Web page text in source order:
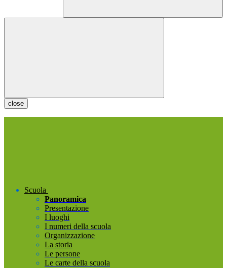
close
Scuola
Panoramica
Presentazione
I luoghi
I numeri della scuola
Organizzazione
La storia
Le persone
Le carte della scuola